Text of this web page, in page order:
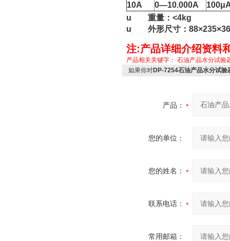
10A
0—10.000A
u 重量：<4kg
u 外形尺寸：
注:产品详细介绍资料
产品相关关键字： 石油产品水分试验
如果你对DP-7254石油产品水分试验
产品：
您的单位：
您的姓名：
联系电话：
常用邮箱：